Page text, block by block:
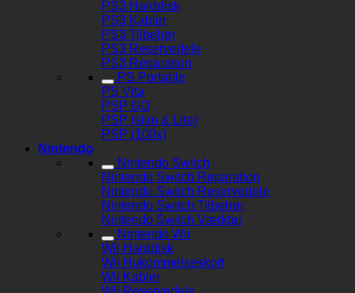
PS3 Harddisk
PS3 Kabler
PS3 Tilbehør
PS3 Reservedele
PS3 Reparation
PS Portable
PS Vita
PSP GO
PSP (slim & Lite)
PSP (100x)
Nintendo
Nintendo Switch
Nintendo Switch Reparation
Nintendo Switch Reservedele
Nintendo Switch Tilbehør
Nintendo Switch Værktøj
Nintendo Wii
Wii Harddisk
Wii Hukommelseskort
Wii Kabler